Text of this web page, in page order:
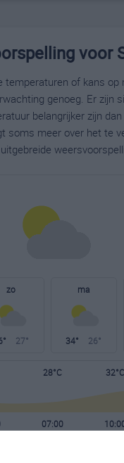
voor
of kans
genoeg. Er zijn
belangrijker zijn
soms meer over het te
zo
27°
ma
34° 26°
28°C 32°C
07:00